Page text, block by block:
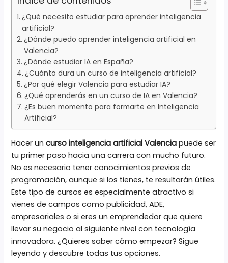
¿Qué necesito estudiar para aprender inteligencia
artificial?
¿Dónde puedo aprender inteligencia artificial en
Valencia?
¿Dónde estudiar IA en España?
¿Cuánto dura un curso de inteligencia artificial?
¿Por qué elegir Valencia para estudiar IA?
¿Qué aprenderás en un curso de IA en Valencia?
¿Es buen momento para formarte en Inteligencia
Artificial?
Hacer uncurso inteligencia artificial Valencia puede ser
tu primer paso hacia una carrera con mucho futuro.
No es necesario tener conocimientos previos de
programación, aunque si los tienes, te resultarán útiles.
Este tipo de cursos es especialmente atractivo si
vienes de campos como publicidad, ADE,
empresariales o si eres un emprendedor que quiere
llevar su negocio al siguiente nivel con tecnología
innovadora. ¿Quieres saber cómo empezar? Sigue
leyendo y descubre todas tus opciones.